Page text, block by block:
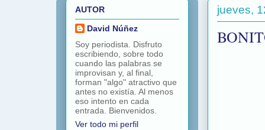
jueves,
AUTOR
David Núñez
Soy periodista. Disfruto
escribiendo, sobre todo
cuando las palabras se
improvisan y, al final,
forman "algo" atractivo que
antes no existía. Al menos
eso intento en cada
entrada. Bienvenidos.
Ver todo mi perfil